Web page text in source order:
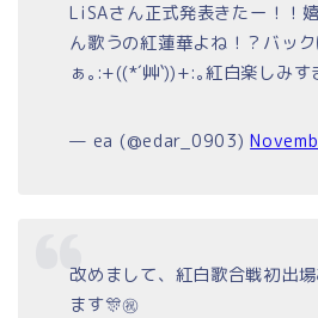
LiSAさん正式発表きたー！！
ん歌うの紅蓮華よね！？バッ
ぁ｡:+((*´艸`))+:｡紅白楽しみす
— ea (@edar_0903)
改めまして、紅白歌合戦初出
ます🎊㊗